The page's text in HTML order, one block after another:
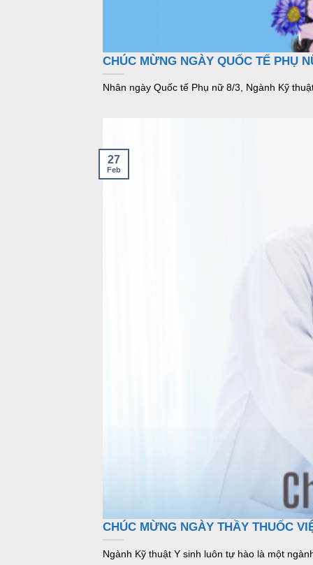
CHÚC MỪNG NGÀY QUỐC TẾ PHỤ
Nhân ngày Quốc tế Phụ nữ 8/3, Ngành Kỹ
CHÚC MỪNG NGÀY THẦY THUỐC
Ngành Kỹ thuật Y sinh luôn tự hào là một
27
Feb